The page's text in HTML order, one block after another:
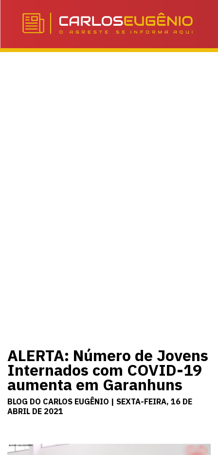
ALERTA: Número de Jovens
Internados com COVID-19
aumenta em Garanhuns
BLOG DO CARLOS EUGÊNIO | SEXTA-FEIRA, 16 DE
ABRIL DE 2021